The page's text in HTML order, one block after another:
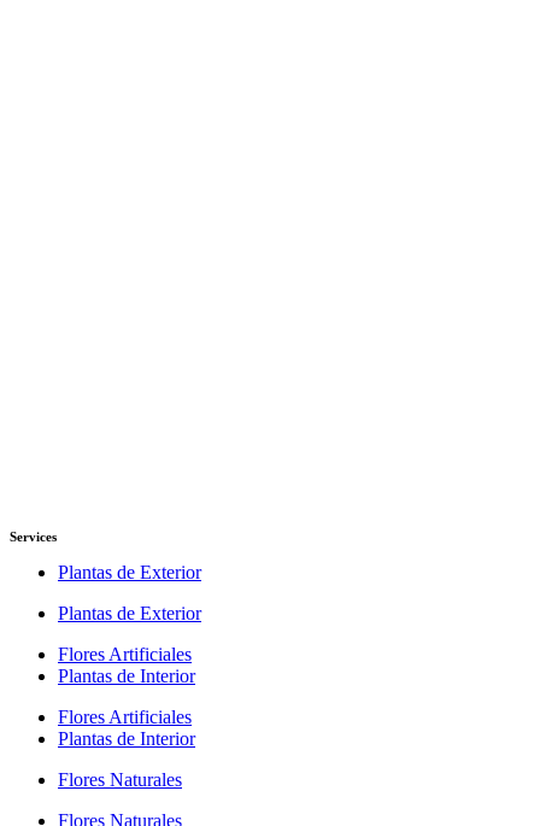
Services
Plantas de Exterior
Plantas de Exterior
Flores Artificiales
Plantas de Interior
Flores Artificiales
Plantas de Interior
Flores Naturales
Flores Naturales